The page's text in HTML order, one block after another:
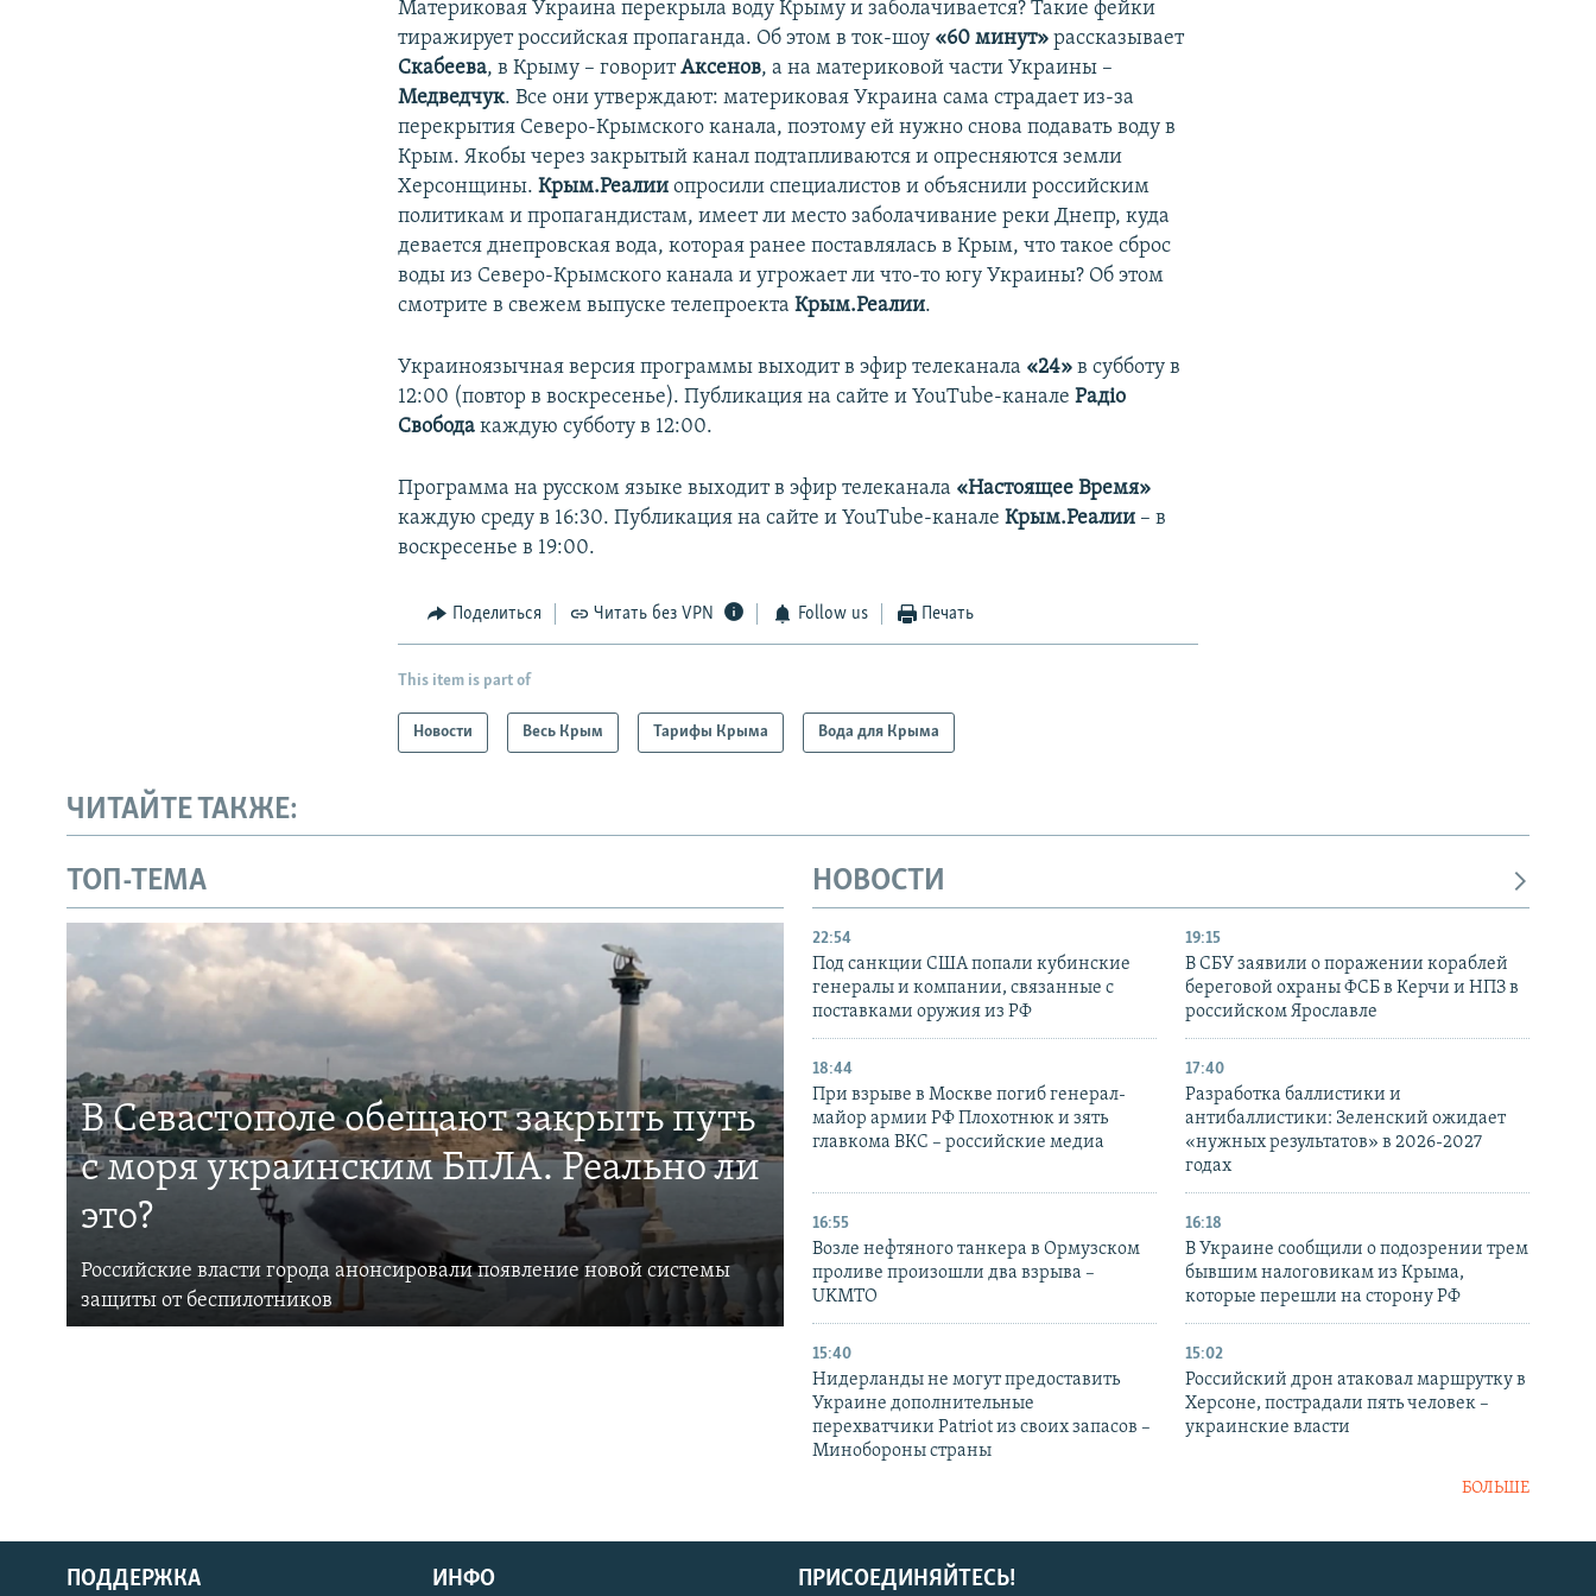
Материковая Украина перекрыла воду Крыму и заболачивается? Такие фейки
тиражирует российская пропаганда. Об этом в ток-шоу «60 минут»рассказывает
Скабеева, в Крыму – говоритАксенов, а на материковой части Украины –
Медведчук. Все они утверждают: материковая Украина сама страдает из-за
перекрытия Северо-Крымского канала, поэтому ей нужно снова подавать воду в
Крым. Якобы через закрытый канал подтапливаются и опресняются земли
Херсонщины.Крым.Реалии опросили специалистов и объяснили российским
политикам и пропагандистам, имеет ли место заболачивание реки Днепр, куда
девается днепровская вода, которая ранее поставлялась в Крым, что такое сброс
воды из Северо-Крымского канала и угрожает ли что-то югу Украины? Об этом
смотрите в свежем выпуске телепроектаКрым.Реалии.
Украиноязычная версия программы выходит в эфир телеканала «24» в субботу в
12:00 (повтор в воскресенье). Публикация на сайте и YouTube-каналеРадіо
Свобода каждую субботу в 12:00.
Программа на русском языке выходит в эфир телеканала «Настоящее Время»
каждую среду в 16:30. Публикация на сайте и YouTube-каналеКрым.Реалии – в
воскресенье в 19:00.
Поделиться Читать без VPN Follow us Печать
This item is part of
Новости Весь Крым Тарифы Крыма Вода для Крыма
ЧИТАЙТЕ ТАКЖЕ:
ТОП-ТЕМА
В Севастополе обещают закрыть путь
с моря украинским БпЛА. Реально ли
это?
Российские власти города анонсировали появление новой системы
защиты от беспилотников
НОВОСТИ
22:54
Под санкции США попали кубинские
генералы и компании, связанные с
поставками оружия из РФ
19:15
В СБУ заявили о поражении кораблей
береговой охраны ФСБ в Керчи и НПЗ в
российском Ярославле
18:44
При взрыве в Москве погиб генерал-
майор армии РФ Плохотнюк и зять
главкома ВКС – российские медиа
17:40
Разработка баллистики и
антибаллистики: Зеленский ожидает
«нужных результатов» в 2026-2027
годах
16:55
Возле нефтяного танкера в Ормузском
проливе произошли два взрыва –
UKMTO
16:18
В Украине сообщили о подозрении трем
бывшим налоговикам из Крыма,
которые перешли на сторону РФ
15:40
Нидерланды не могут предоставить
Украине дополнительные
перехватчики Patriot из своих запасов –
Минобороны страны
15:02
Российский дрон атаковал маршрутку в
Херсоне, пострадали пять человек –
украинские власти
БОЛЬШЕ
ПРИСОЕДИНЯЙТЕСЬ!
ПОДДЕРЖКА ИНФО